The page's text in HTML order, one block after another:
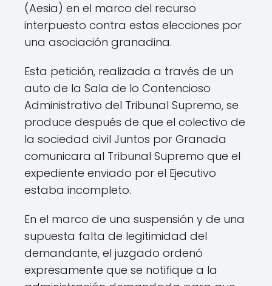
(Aesia) en el marco del recurso
interpuesto contra estas elecciones por
una asociación granadina.
Esta petición, realizada a través de un
auto de la Sala de lo Contencioso
Administrativo del Tribunal Supremo, se
produce después de que el colectivo de
la sociedad civil Juntos por Granada
comunicara al Tribunal Supremo que el
expediente enviado por el Ejecutivo
estaba incompleto.
En el marco de una suspensión y de una
supuesta falta de legitimidad del
demandante, el juzgado ordenó
expresamente que se notifique a la